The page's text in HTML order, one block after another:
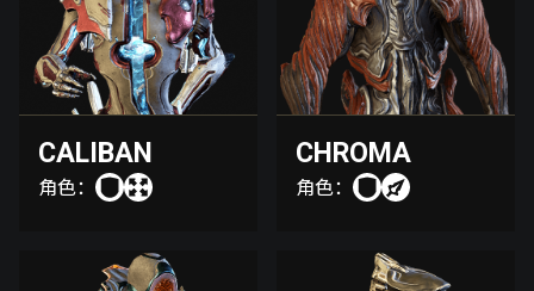
CALIBAN
角色：
CHROMA
角色：